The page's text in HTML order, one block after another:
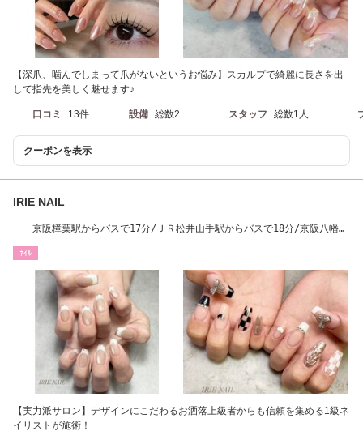
【深爪、噛んでしまって爪がないというお悩み】スカルプで綺麗に長さを出
して指先を美しく魅せます♪
口コミ 13件 設備 総数2 スタッフ 総数1人
クーポンを表示
IRIE NAIL
京阪樟葉駅からバスで17分/ＪＲ松井山手駅からバスで18分/京阪八幡市
ﾈｲﾙ
【実力派サロン】デザインにこだわるお洒落上級者からも信頼を集める1級ネ
イリストが施術！